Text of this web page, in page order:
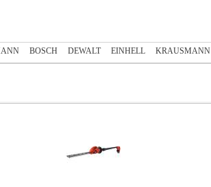
BOSCH DEWALT EINHELL KRAUSMANN